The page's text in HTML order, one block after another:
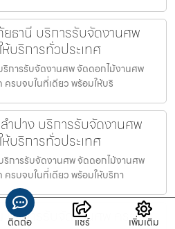
ยธานี บริการรับจัดงานศพ
บริการทั่วประเทศ
ริการรับจัดงานศพ จัดดอกไม้งานศพ
ครบจบในที่เดียว พร้อมให้บริ
ำปาง บริการรับจัดงานศพ
บริการทั่วประเทศ
ริการรับจัดงานศพ จัดดอกไม้งานศพ
ครบจบในที่เดียว พร้อมให้บริกา
บริการรับจัดงานศพ ครบจบ
ติดต่อ แชร์ เพิ่มเติม